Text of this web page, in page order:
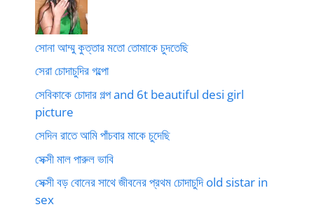
সোনা আম্মু কুত্তার মতো তোমাকে চুদতেছি
সেরা চোদাচুদির গল্পো
সেবিকাকে চোদার গল্প and 6t beautiful desi girl
picture
সেদিন রাতে আমি পাঁচবার মাকে চুদেছি
সেক্সী মাল পারুল ভাবি
সেক্সী বড় বোনের সাথে জীবনের প্রথম চোদাচুদি old sistar in
sex